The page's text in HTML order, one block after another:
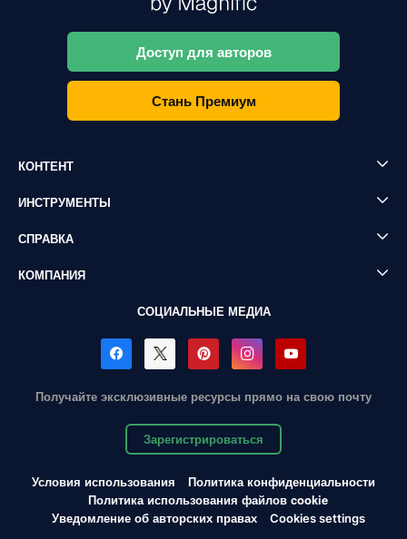
Доступ для авторов
Стань Премиум
КОНТЕНТ
ИНСТРУМЕНТЫ
СПРАВКА
КОМПАНИЯ
СОЦИАЛЬНЫЕ МЕДИА
Получайте эксклюзивные ресурсы прямо на свою почту
Зарегистрироваться
Условия использования
Политика конфиденциальности
Политика использования файлов cookie
Уведомление об авторских правах
Cookies settings